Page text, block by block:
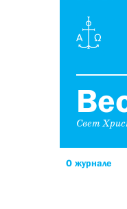
Свет
О журнале